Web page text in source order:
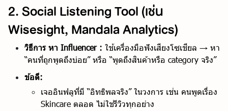
2. Social Listening Tool (เช่น
Wisesight, Mandala Analytics)
วิธีการ หา Influencer : ใช้เครื่องมือฟังเสียงโซเชียล → หา
“คนที่ถูกพูดถึงบ่อย” หรือ “พูดถึงสินค้าหรือ category จริง”
ข้อดี:
เจออินฟลูที่มี “อิทธิพลจริง” ในวงการ เช่น คนพูดเรื่อง
Skincare ตลอด ไม่ใช่รีวิวทุกอย่าง